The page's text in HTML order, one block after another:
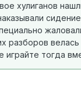
хулиганов
разборов
играйте тогда